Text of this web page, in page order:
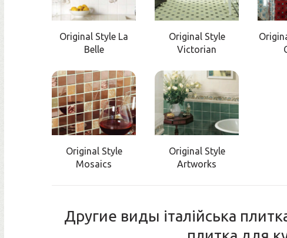
Original Style La
Belle
Original Style
Victorian
Original Style
Mosaics
Original Style
Artworks
Другие виды італійська